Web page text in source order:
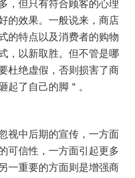
，但只有符合顾客的心理
的效果。一般说来，商店
的特点以及消费者的购物
，以新取胜。但不管是哪
杜绝虚假，否则损害了商
起了自己的脚＂。
视中后期的宣传，一方面
可信性，一方面引起更多
一重要的方面则是增强商